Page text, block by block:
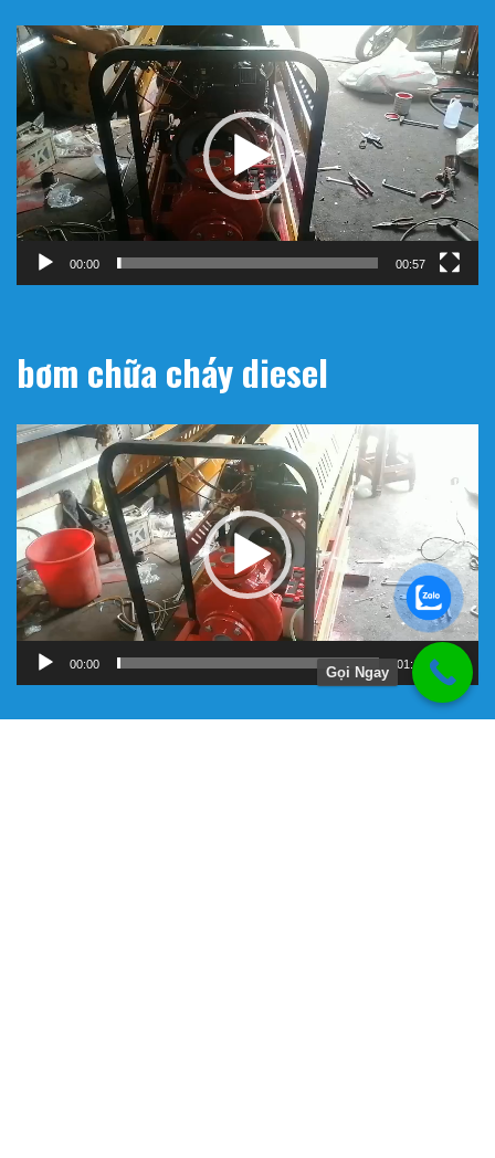
Trình
chơi
Video
00:00 00:57
bơm chữa cháy diesel
Trình
chơi
Video
00:00 01:11
Gọi Ngay